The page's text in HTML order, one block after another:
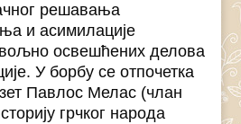
решавања
и асимилације
освешћених делова
У борбу се отпочетка
Павлос Мелас (члан
грчког народа